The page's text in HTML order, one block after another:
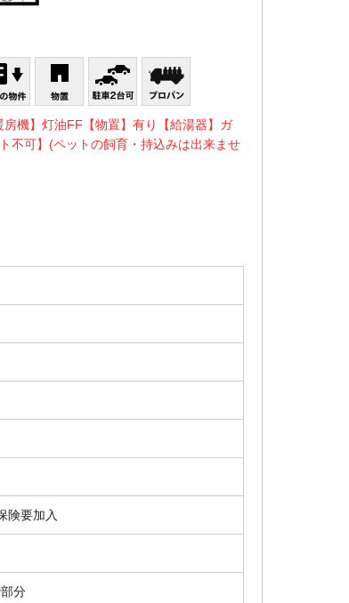
房機】灯油FF【物置】有り【給湯器】ガ
不可】(ペットの飼育・持込みは出来ませ
険要加入
分